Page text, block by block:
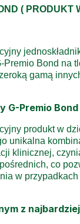
( PRODUKT
Bond na
gamą
G-Premio Bond
produkt w
unikalna
klinicznej,
co
w
z